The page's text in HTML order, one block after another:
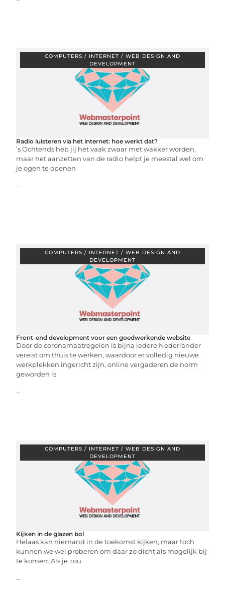
COMPUTERS / INTERNET / WEB DESIGN AND
DEVELOPMENT
Radio luisteren via het internet: hoe werkt dat?
’s Ochtends heb jij het vaak zwaar met wakker worden,
maar het aanzetten van de radio helpt je meestal wel om
je ogen te openen
...
COMPUTERS / INTERNET / WEB DESIGN AND
DEVELOPMENT
Front-end development voor een goedwerkende website
Door de coronamaatregelen is bijna iedere Nederlander
vereist om thuis te werken, waardoor er volledig nieuwe
werkplekken ingericht zijn, online vergaderen de norm
geworden is
...
COMPUTERS / INTERNET / WEB DESIGN AND
DEVELOPMENT
Kijken in de glazen bol
Helaas kan niemand in de toekomst kijken, maar toch
kunnen we wel proberen om daar zo dicht als mogelijk bij
te komen. Als je zou
...